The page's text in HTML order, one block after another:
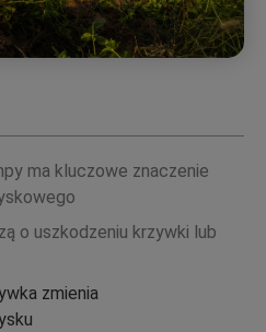
ma kluczowe znaczenie
o uszkodzeniu krzywki lub
zmienia